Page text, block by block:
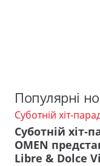
Популярні
Суботній хіт-
Суботній хіт-
OMEN
Libre & Dolce